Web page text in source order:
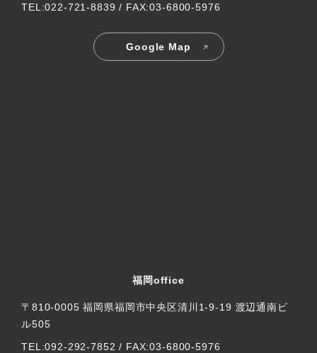
TEL:022-721-8839 / FAX:03-6800-5976
Google Map
福岡office
〒810-0005 福岡県福岡市中央区清川1-9-19 渡辺通南ビ
ル505
TEL:092-292-7852 / FAX:03-6800-5976